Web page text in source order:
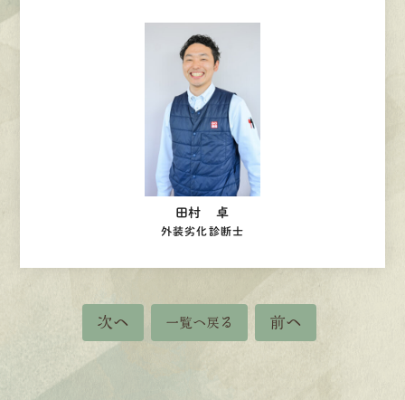
田村 卓
外装劣化診断士
次へ 一覧へ戻る 前へ